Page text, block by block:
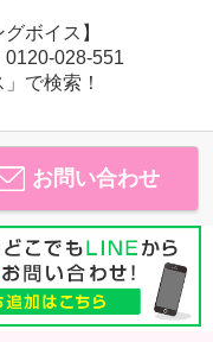
ボイス】
0120-028-551
で検索！
お問い合わせ